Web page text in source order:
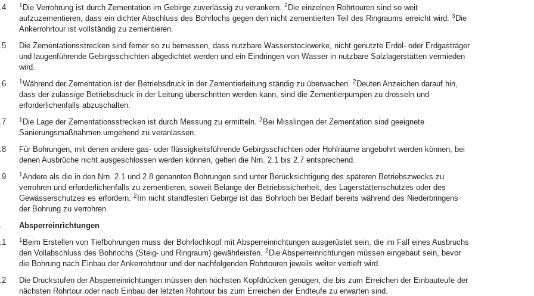
1 Die Verrohrung ist durch Zementation im Gebirge zuverlässig zu verankern. 2 Die einzelnen Rohrtouren sind so weit
aufzuzementieren, dass ein dichter Abschluss des Bohrlochs gegen den nicht zementierten Teil des Ringraums erreicht wird. 3 Die
Ankerrohrtour ist vollständig zu zementieren.
Die Zementationsstrecken sind ferner so zu bemessen, dass nutzbare Wasserstockwerke, nicht genutzte Erdöl- oder Erdgasträger
und laugenführende Gebirgsschichten abgedichtet werden und ein Eindringen von Wasser in nutzbare Salzlagerstätten vermieden
wird.
1Während der Zementation ist der Betriebsdruck in der Zementierleitung ständig zu überwachen. 2 Deuten Anzeichen darauf hin,
dass der zulässige Betriebsdruck in der Leitung überschritten werden kann, sind die Zementierpumpen zu drosseln und
erforderlichenfalls abzuschalten.
1 Die Lage der Zementationsstrecken ist durch Messung zu ermitteln. 2 Bei Misslingen der Zementation sind geeignete
Sanierungsmaßnahmen umgehend zu veranlassen.
Für Bohrungen, mit denen andere gas- oder flüssigkeitsführende Gebirgsschichten oder Hohlräume angebohrt werden können, bei
denen Ausbrüche nicht ausgeschlossen werden können, gelten die Nrn. 2.1 bis 2.7 entsprechend.
1Andere als die in den Nrn. 2.1 und 2.8 genannten Bohrungen sind unter Berücksichtigung des späteren Betriebszwecks zu
verrohren und erforderlichenfalls zu zementieren, soweit Belange der Betriebssicherheit, des Lagerstättenschutzes oder des
Gewässerschutzes es erfordern. 2 Im nicht standfesten Gebirge ist das Bohrloch bei Bedarf bereits während des Niederbringens
der Bohrung zu verrohren.
Absperreinrichtungen
1 Beim Erstellen von Tiefbohrungen muss der Bohrlochkopf mit Absperreinrichtungen ausgerüstet sein, die im Fall eines Ausbruchs
den Vollabschluss des Bohrlochs (Steig- und Ringraum) gewährleisten. 2 Die Absperreinrichtungen müssen eingebaut sein, bevor
die Bohrung nach Einbau der Ankerrohrtour und der nachfolgenden Rohrtouren jeweils weiter vertieft wird.
Die Druckstufen der Absperreinrichtungen müssen den höchsten Kopfdrücken genügen, die bis zum Erreichen der Einbauteufe der
nächsten Rohrtour oder nach Einbau der letzten Rohrtour bis zum Erreichen der Endteufe zu erwarten sind.